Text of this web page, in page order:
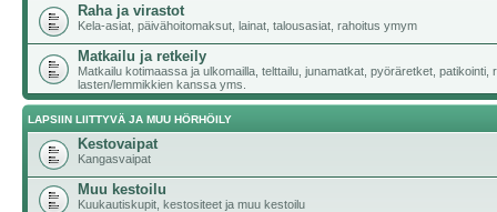
Raha ja virastot
Kela-asiat, päivähoitomaksut, lainat, talousasiat, rahoitus ymym
Matkailu ja retkeily
Matkailu kotimaassa ja ulkomailla, telttailu, junamatkat, pyöräretket, patikointi,
lasten/lemmikkien kanssa yms.
LAPSIIN LIITTYVÄ JA MUU HÖRHÖILY
Kestovaipat
Kangasvaipat
Muu kestoilu
Kuukautiskupit, kestositeet ja muu kestoilu